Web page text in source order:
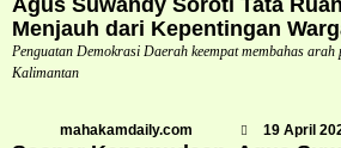
Menjauh dari Kepentingan
Penguatan Demokrasi Daerah keempat membahas
Kalimantan
mahakamdaily.com 19 April